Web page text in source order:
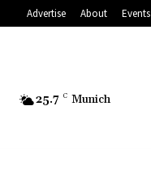
Advertise About Events
25.7 C Munich